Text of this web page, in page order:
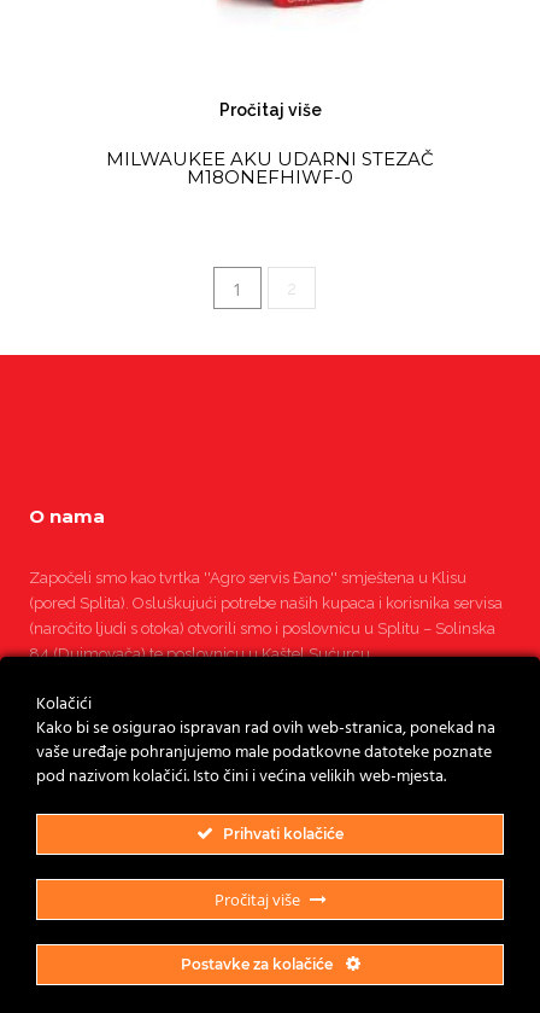
Pročitaj više
MILWAUKEE AKU UDARNI STEZAČ
M18ONEFHIWF-0
1 2
O nama
Započeli smo kao tvrtka ''Agro servis Đano'' smještena u Klisu
(pored Splita). Osluškujući potrebe naših kupaca i korisnika servisa
(naročito ljudi s otoka) otvorili smo i poslovnicu u Splitu – Solinska
84 (Dujmovača) te poslovnicu u Kaštel Sućurcu.
Pročitajte više
Kolačići
Kako bi se osigurao ispravan rad ovih web-stranica, ponekad na
vaše uređaje pohranjujemo male podatkovne datoteke poznate
pod nazivom kolačići. Isto čini i većina velikih web-mjesta.
Prihvati kolačiće
Pročitaj više
Postavke za kolačiće